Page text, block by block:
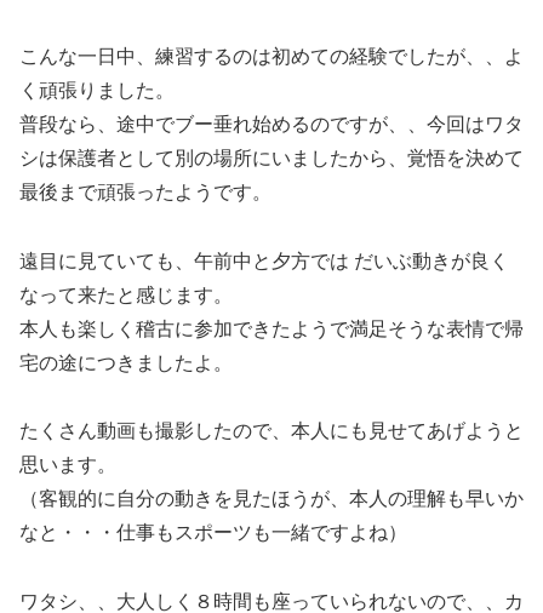
こんな一日中、練習するのは初めての経験でしたが、、よ
く頑張りました。
普段なら、途中でブー垂れ始めるのですが、、今回はワタ
シは保護者として別の場所にいましたから、覚悟を決めて
最後まで頑張ったようです。
遠目に見ていても、午前中と夕方では だいぶ動きが良く
なって来たと感じます。
本人も楽しく稽古に参加できたようで満足そうな表情で帰
宅の途につきましたよ。
たくさん動画も撮影したので、本人にも見せてあげようと
思います。
（客観的に自分の動きを見たほうが、本人の理解も早いか
なと・・・仕事もスポーツも一緒ですよね）
ワタシ、、大人しく８時間も座っていられないので、、カ